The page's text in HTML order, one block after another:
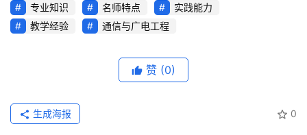
专业知识 名师特点
实践能力
教学经验
通信与广电工程
赞 (0)
0
生成海报